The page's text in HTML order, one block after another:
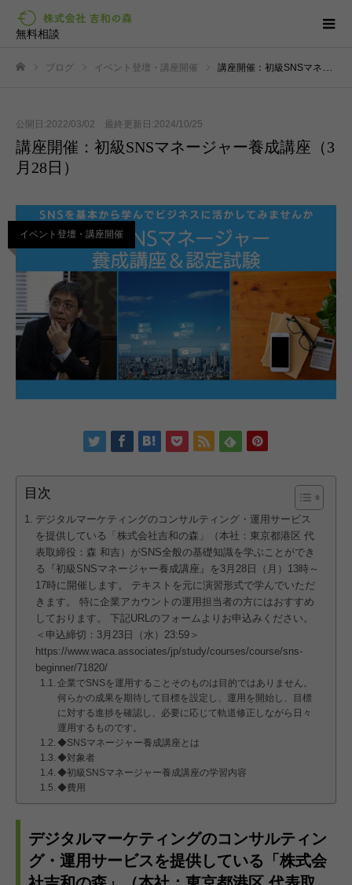
無料相談
ブログ イベント登壇・講座開催 講座開催：初級SNSマネージャー養成講座（3月28日）
公開日:2022/03/02 最終更新日:2024/10/25
講座開催：初級SNSマネージャー養成講座（3
月28日）
イベント登壇・講座開催
目次
デジタルマーケティングのコンサルティング・運用サービス
を提供している「株式会社吉和の森」（本社：東京都港区 代
表取締役：森 和吉）がSNS全般の基礎知識を学ぶことができ
る『初級SNSマネージャー養成講座』を3月28日（月）13時～
17時に開催します。 テキストを元に演習形式で学んでいただ
きます。 特に企業アカウントの運用担当者の方にはおすすめ
しております。 下記URLのフォームよりお申込みください。
＜申込締切：3月23日（水）23:59＞
https://www.waca.associates/jp/study/courses/course/sns-
beginner/71820/
企業でSNSを運用することそのものは目的ではありません。
何らかの成果を期待して目標を設定し、運用を開始し、目標
に対する進捗を確認し、必要に応じて軌道修正しながら日々
運用するものです。
◆SNSマネージャー養成講座とは
◆対象者
◆初級SNSマネージャー養成講座の学習内容
◆費用
デジタルマーケティングのコンサルティン
グ・運用サービスを提供している「株式会